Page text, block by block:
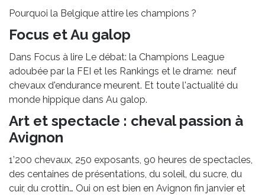
Pourquoi la Belgique attire les champions ?
Focus et Au galop
Dans Focus à lire Le débat: la Champions League
adoubée par la FEI et les Rankings et le drame: neuf
chevaux d'endurance meurent. Et toute l'actualité du
monde hippique dans Au galop.
Art et spectacle : cheval passion à
Avignon
1’200 chevaux, 250 exposants, 90 heures de spectacles,
des centaines de présentations, du soleil, du sucre, du
cuir, du crottin… Oui on est bien en Avignon fin janvier et